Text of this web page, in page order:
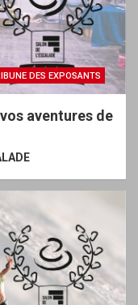
DES EXPOSANTS
aventures de